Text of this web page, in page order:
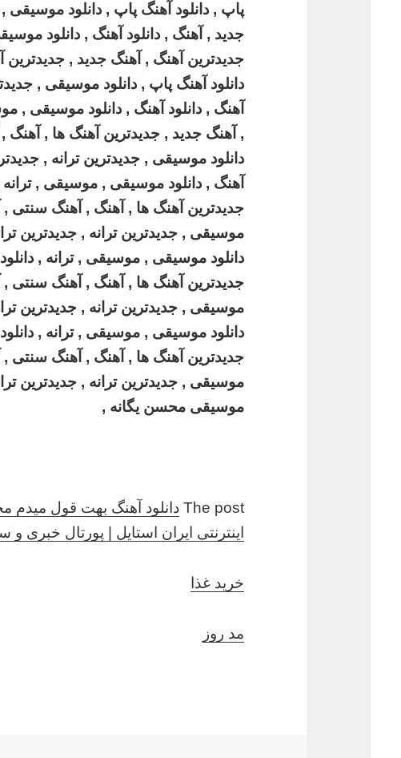
پاپ , دانلود آهنگ پاپ , دانلود موسیقی ,
جدید , آهنگ , دانلود آهنگ , دانلود
جدیدترین آهنگ , آهنگ جدید ,
دانلود آهنگ پاپ , دانلود موسیقی ,
آهنگ , دانلود آهنگ , دانلود موسیقی ,
, آهنگ جدید , جدیدترین آهنگ ها , آهنگ
دانلود موسیقی , جدیدترین ترانه ,
آهنگ , دانلود موسیقی , موسیقی , ترانه
جدیدترین آهنگ ها , آهنگ , آهنگ سنتی ,
موسیقی , جدیدترین ترانه , جدیدترین
دانلود موسیقی , موسیقی , ترانه ,
جدیدترین آهنگ ها , آهنگ , آهنگ سنتی ,
موسیقی , جدیدترین ترانه , جدیدترین
دانلود موسیقی , موسیقی , ترانه ,
جدیدترین آهنگ ها , آهنگ , آهنگ سنتی ,
موسیقی , جدیدترین ترانه , جدیدترین
موسیقی محسن یگانه ,
The post دانلود آهنگ بهت قول میدم
اینترنتی ایران استایل | پورتال خبری
خرید غذا
مد روز